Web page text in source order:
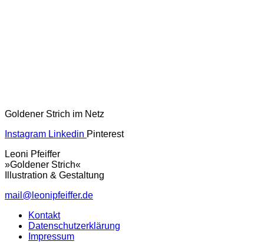
Goldener Strich im Netz
Instagram Linkedin Pinterest
Leoni Pfeiffer
»Goldener Strich«
Illustration & Gestaltung
mail@leonipfeiffer.de
Kontakt
Datenschutzerklärung
Impressum